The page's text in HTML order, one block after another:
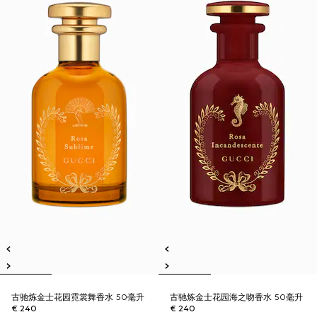
古驰炼金士花园霓裳舞香水 50毫升
€ 240
古驰炼金士花园海之吻香水 50毫升
€ 240